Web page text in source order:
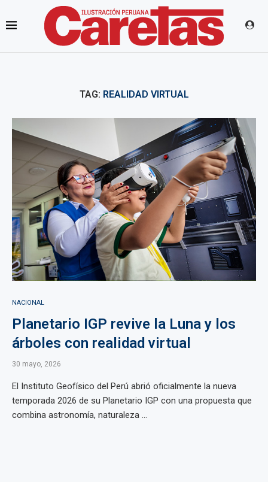
TAG: REALIDAD VIRTUAL
NACIONAL
Planetario IGP revive la Luna y los
árboles con realidad virtual
30 mayo, 2026
El Instituto Geofísico del Perú abrió oficialmente la nueva
temporada 2026 de su Planetario IGP con una propuesta que
combina astronomía, naturaleza ...